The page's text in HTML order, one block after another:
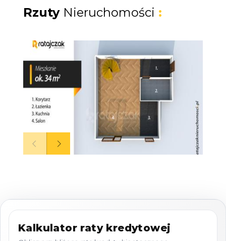
Funkcjonalny układ: 2 przytulne sypialnie oraz
jasny, wygodny salon
najcieplejsze dni
Ogrzewanie gazowe - ekonomiczne i
praktyczne
Okna 3‑szybowe PCV - świetna izolacja i więcej
ciszy
Mieszkanie w pełni umeblowane i gotowe do
wprowadzenia
Słoneczny salon z wyjściem do ogródka
Rzuty Nieruchomości :
Kalkulator raty kredytowej